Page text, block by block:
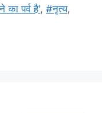
का पर्व है',#नृत्य,